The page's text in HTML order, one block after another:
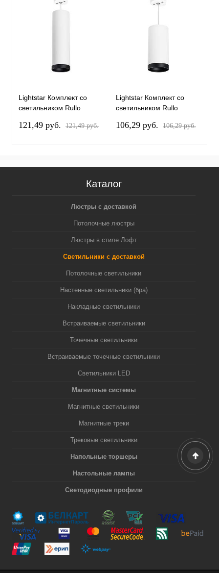
Lightstar Комплект со
светильником Rullo
121,49 pуб. 121,49 pуб.
Lightstar Комплект со
светильником Rullo
106,29 pуб. 106,29 pуб.
Каталог
Люстры с доставкой
Потолочные люстры
Люстры в стиле Лофт
Светильники с доставкой
Потолочные светильники
Настенные светильники (бра)
Накладные светильники
Встраиваемые светильники
Точечные светильники
Встраиваемые точечные светильники
Светильники LED
Магнитные системы
Магнитные светильники
Магнитные треки
Трековые светильники
Напольные торшеры
Настольные лампы
Светодиодные профили